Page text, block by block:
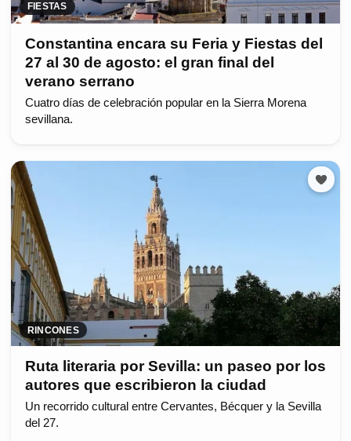
FIESTAS
Constantina encara su Feria y Fiestas del
27 al 30 de agosto: el gran final del
verano serrano
Cuatro días de celebración popular en la Sierra Morena
sevillana.
RINCONES
Ruta literaria por Sevilla: un paseo por los
autores que escribieron la ciudad
Un recorrido cultural entre Cervantes, Bécquer y la Sevilla
del 27.